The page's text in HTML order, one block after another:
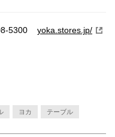
5300 yoka.stores.jp/
ヨカ テーブル